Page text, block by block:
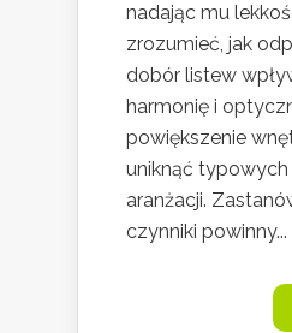
nadając mu
zrozumieć, jak
dobór listew
harmonię i
powiększenie
uniknąć
aranżacji.
czynniki powinny...